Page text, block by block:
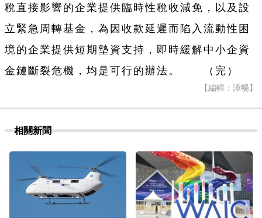
稅直接影響的企業提供臨時性稅收減免，以及設
立緊急周轉基金，為因收款延遲而陷入流動性困
境的企業提供短期墊資支持，即時緩解中小企資
金鏈斷裂危機，均是可行的辦法。 （完）
【編輯：譚暢】
相關新聞